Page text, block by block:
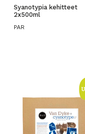
Syanotypia kehitteet
2x500ml
PAR